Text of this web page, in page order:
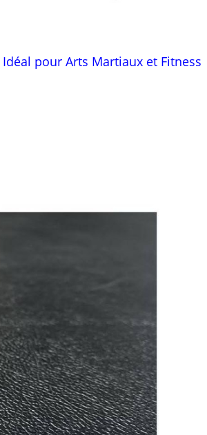
pour Arts Martiaux et Fitness